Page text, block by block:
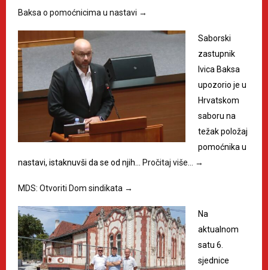
Baksa o pomoćnicima u nastavi →
Saborski
zastupnik
Ivica Baksa
upozorio je u
Hrvatskom
saboru na
težak položaj
pomoćnika u
nastavi, istaknuvši da se od njih…
Pročitaj više… →
MDS: Otvoriti Dom sindikata →
Na
aktualnom
satu 6.
sjednice